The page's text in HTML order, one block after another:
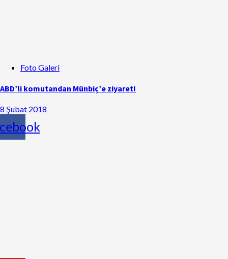
Foto Galeri
ABD’li komutandan Münbiç’e ziyaret!
8 Şubat 2018